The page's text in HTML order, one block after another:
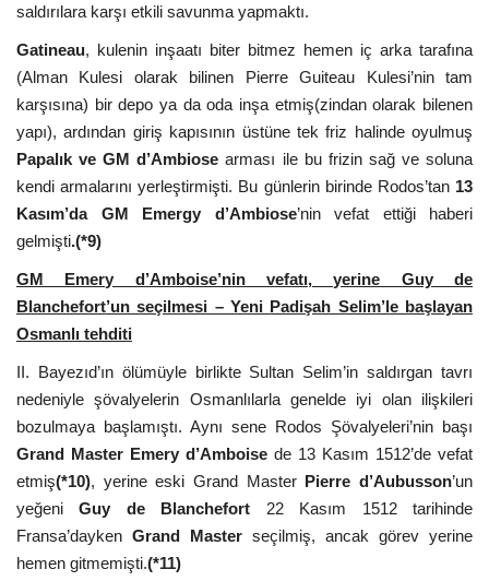
saldırılara karşı etkili savunma yapmaktı.
Gatineau, kulenin inşaatı biter bitmez hemen iç arka tarafına
(Alman Kulesi olarak bilinen Pierre Guiteau Kulesi’nin tam
karşısına) bir depo ya da oda inşa etmiş(zindan olarak bilenen
yapı), ardından giriş kapısının üstüne tek friz halinde oyulmuş
Papalık ve GM d’Ambiose arması ile bu frizin sağ ve soluna
kendi armalarını yerleştirmişti. Bu günlerin birinde Rodos’tan 13
Kasım’da
GM Emergy d’Ambiose’nin vefat ettiği haberi
gelmişti.(*9)
GM Emery d’Amboise’nin vefatı, yerine Guy de
Blanchefort’un seçilmesi – Yeni Padişah Selim’le başlayan
Osmanlı tehditi
II. Bayezıd’ın ölümüyle birlikte Sultan Selim’in saldırgan tavrı
nedeniyle şövalyelerin Osmanlılarla genelde iyi olan ilişkileri
bozulmaya başlamıştı. Aynı sene Rodos Şövalyeleri’nin başı
Grand Master Emery d’Amboise de 13 Kasım 1512’de vefat
etmiş(*10), yerine eski Grand Master Pierre d’Aubusson’un
yeğeniGuy de Blanchefort 22 Kasım 1512 tarihinde
Fransa’dayken Grand Master seçilmiş, ancak görev yerine
hemen gitmemişti.(*11)